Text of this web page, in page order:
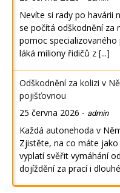
Nevíte si rady po havárii
se počítá odškodnění za
pomoc specializovaného
láká miliony řidičů z [...]
Odškodnění za kolizi v
pojišťovnou
25 června 2026 - admin
Každá autonehoda v
Zjistěte, na co máte
vyplatí svěřit vymáhání
dojíždění za prací i